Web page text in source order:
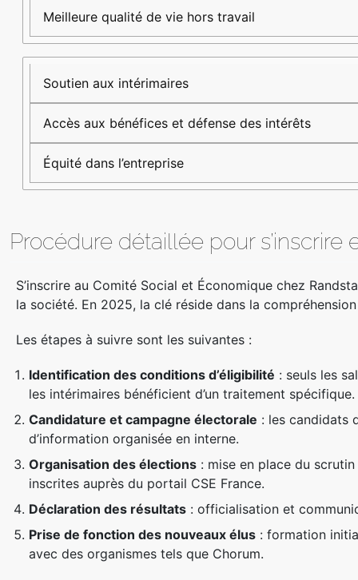
Meilleure qualité de vie hors travail
Soutien aux intérimaires
Accès aux bénéfices et défense des intérêts
Équité dans l’entreprise
Procédure détaillée pour
S’inscrire au Comité Social et Économique chez
la société. En 2025, la clé réside dans la
Les étapes à suivre sont les suivantes :
Identification des conditions d’éligibilité : seuls les
les intérimaires bénéficient d’un traitement spécifique.
Candidature et campagne électorale : les candidats
d’information organisée en interne.
Organisation des élections : mise en place du
inscrites auprès du portail CSE France.
Déclaration des résultats : officialisation et
Prise de fonction des nouveaux élus : formation
avec des organismes tels que Chorum.